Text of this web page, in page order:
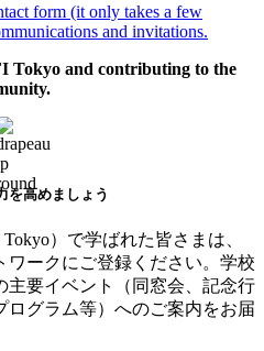
form (it only takes a few
and invitations.
Tokyo and contributing to the
を高めましょう
）で学ばれた皆さまは、
ワークにご登録ください。学校
主要イベント（同窓会、記念行
グラム等）へのご案内をお届